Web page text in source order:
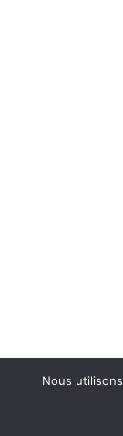
Nous